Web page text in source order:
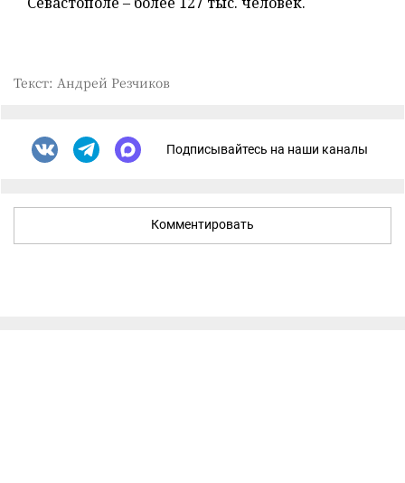
Текст: Андрей Резчиков
Подписывайтесь на наши каналы
Комментировать